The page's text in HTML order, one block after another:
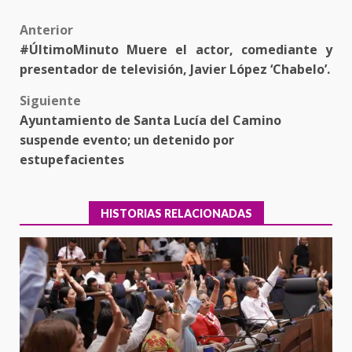
Post
navigation
Anterior
#ÚltimoMinuto Muere el actor, comediante y
presentador de televisión, Javier López ‘Chabelo’.
Siguiente
Ayuntamiento de Santa Lucía del Camino
suspende evento; un detenido por
estupefacientes
HISTORIAS RELACIONADAS